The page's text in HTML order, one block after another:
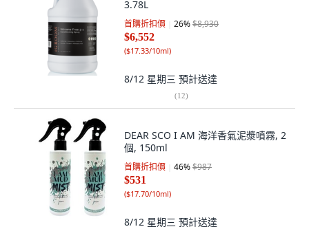
3.78L
首購折扣價 26%$8,930
$6,552
($17.33/10ml)
8/12 星期三 預計送達
(12)
DEAR SCO I AM 海洋香氣泥漿噴霧, 2
個, 150ml
首購折扣價 46%$987
$531
($17.70/10ml)
8/12 星期三 預計送達